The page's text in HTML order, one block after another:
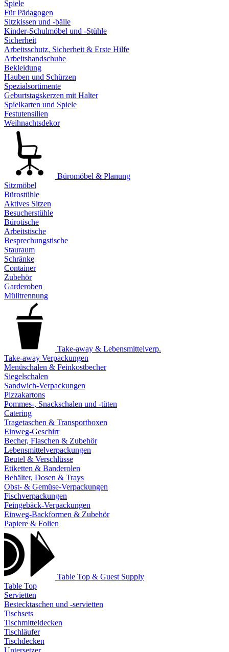
Spiele
Für Pädagogen
Sitzkissen und -bälle
Kinder-Schulmöbel und -Stühle
Sicherheit
Arbeitsschutz, Sicherheit & Erste Hilfe
Arbeitshandschuhe
Bekleidung
Hauben und Schürzen
Spezialsortimente
Geburtstagskerzen mit Halter
Spielkarten und Spiele
Festutensilien
Weihnachtsdekor
Büromöbel & Planung
Sitzmöbel
Bürostühle
Aktives Sitzen
Besucherstühle
Bürotische
Arbeitstische
Besprechungstische
Stauraum
Schränke
Container
Zubehör
Garderoben
Mülltrennung
Take-away & Lebensmittelverp.
Take-away Verpackungen
Menüschalen & Feinkostbecher
Siegelschalen
Sandwich-Verpackungen
Pizzakartons
Pommes-, Snackschalen und -tüten
Catering
Tragetaschen & Transportboxen
Einweg-Geschirr
Becher, Flaschen & Zubehör
Lebensmittelverpackungen
Beutel & Verschlüsse
Etiketten & Banderolen
Behälter, Dosen & Trays
Obst- & Gemüse-Verpackungen
Fischverpackungen
Feingebäck-Verpackungen
Einweg-Backformen & Zubehör
Papiere & Folien
Table Top & Guest Supply
Table Top
Servietten
Bestecktaschen und -servietten
Tischsets
Tischmitteldecken
Tischläufer
Tischdecken